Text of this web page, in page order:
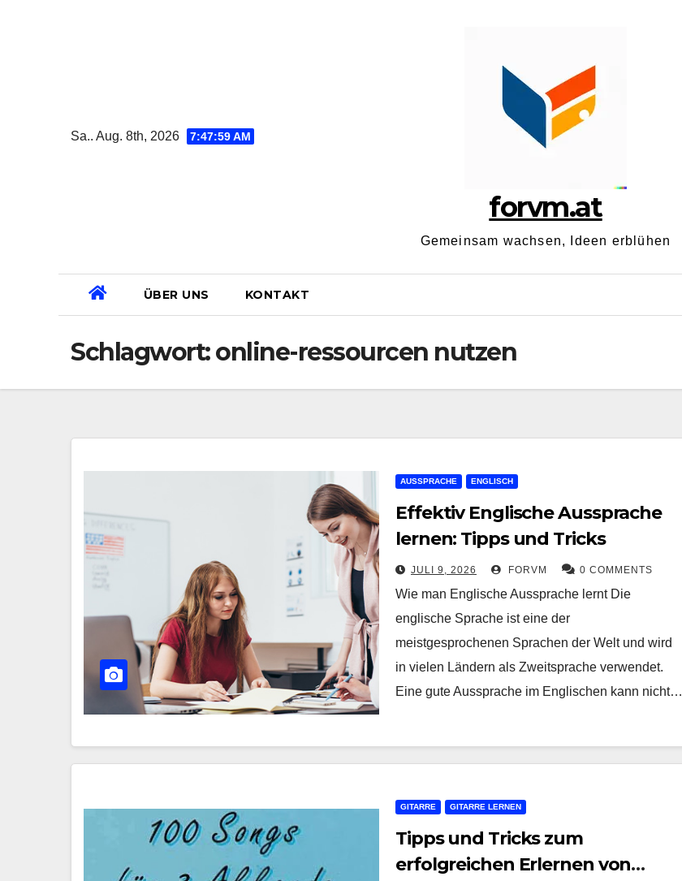
Sa.. Aug. 8th, 2026 7:48:00 AM
forvm.at
Gemeinsam wachsen, Ideen erblühen
ÜBER UNS KONTAKT
Schlagwort:online-ressourcen nutzen
AUSSPRACHE ENGLISCH
Effektiv Englische Aussprache
lernen: Tipps und Tricks
JULI 9, 2026 FORVM 0 COMMENTS
Wie man Englische Aussprache lernt Die
englische Sprache ist eine der
meistgesprochenen Sprachen der Welt und wird
in vielen Ländern als Zweitsprache verwendet.
Eine gute Aussprache im Englischen kann nicht…
GITARRE GITARRE LERNEN
Tipps und Tricks zum
erfolgreichen Erlernen von